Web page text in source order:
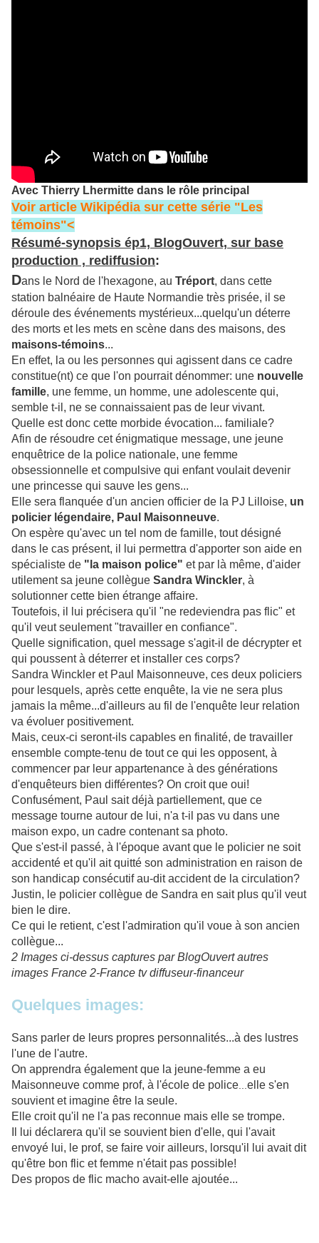
Avec Thierry Lhermitte dans le rôle principal
Voir article Wikipédia sur cette série "Les
témoins"<
Résumé-synopsis ép1, BlogOuvert, sur base
production , rediffusion:
Dans le Nord de l'hexagone, au Tréport, dans cette
station balnéaire de Haute Normandie très prisée, il se
déroule des événements mystérieux...quelqu'un déterre
des morts et les mets en scène dans des maisons, des
maisons-témoins...
En effet, la ou les personnes qui agissent dans ce cadre
constitue(nt) ce que l'on pourrait dénommer: une nouvelle
famille, une femme, un homme, une adolescente qui,
semble t-il, ne se connaissaient pas de leur vivant.
Quelle est donc cette morbide évocation... familiale?
Afin de résoudre cet énigmatique message, une jeune
enquêtrice de la police nationale, une femme
obsessionnelle et compulsive qui enfant voulait devenir
une princesse qui sauve les gens...
Elle sera flanquée d'un ancien officier de la PJ Lilloise, un
policier légendaire, Paul Maisonneuve.
On espère qu'avec un tel nom de famille, tout désigné
dans le cas présent, il lui permettra d'apporter son aide en
spécialiste de "la maison police" et par là même, d'aider
utilement sa jeune collègue Sandra Winckler, à
solutionner cette bien étrange affaire.
Toutefois, il lui précisera qu'il "ne redeviendra pas flic" et
qu'il veut seulement "travailler en confiance".
Quelle signification, quel message s'agit-il de décrypter et
qui poussent à déterrer et installer ces corps?
Sandra Winckl er et Paul Maisonneuve, ces deux policiers
pour lesquels, après cette enquête, la vie ne sera plus
jamais la même...d'ailleurs au fil de l'enquête leur relation
va évoluer positivement.
Mais, ceux-ci seront-ils capables en finalité, de travailler
ensemble compte-tenu de tout ce qui les opposent, à
commencer par leur appartenance à des générations
d'enquêteurs bien différentes? On croit que oui!
Confusément, Paul sait déjà partiellement, que ce
message tourne autour de lui, n'a t-il pas vu dans une
maison expo, un cadre contenant sa photo.
Que s'est-il passé, à l'époque avant que le policier ne soit
accidenté et qu'il ait quitté son administration en raison de
son handicap consécutif au-dit accident de la circulation?
Justin, le policier collègue de Sandra en sait plus qu'il veut
bien le dire.
Ce qui le retient, c'est l'admiration qu'il voue à son ancien
collègue...
2 Images ci-dessus captures par BlogOuvert autres
images France 2-France tv diffuseur-financeur
Quelques images:
Sans parler de leurs propres personnalités...à des lustres
l'une de l'autre.
On apprendra également que la jeune-femme a eu
Maisonneuve comme prof, à l'école de police
elle s'en
souvient et imagine être la seule.
Elle croit qu'il ne l'a pas reconnue mais elle se trompe.
Il lui déclarera qu'il se souvient bien d'elle, qui l'avait
envoyé lui, le prof, se faire voir ailleurs, lorsqu'il lui avait dit
qu'être bon flic et femme n'était pas possible!
Des propos de flic macho avait-elle ajoutée...